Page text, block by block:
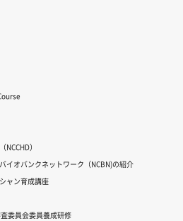
）
イオバンクネットワーク（NCBN)の紹介
ャン育成講座
委員会委員養成研修